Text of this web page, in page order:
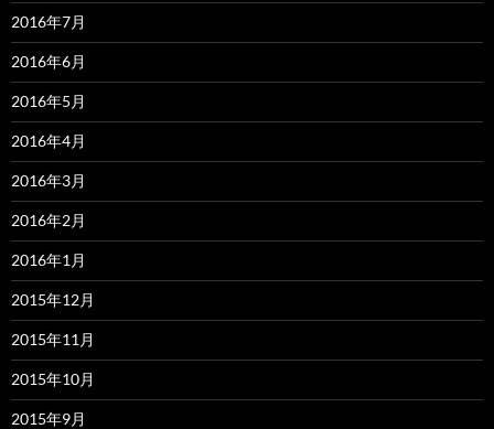
2016年7月
2016年6月
2016年5月
2016年4月
2016年3月
2016年2月
2016年1月
2015年12月
2015年11月
2015年10月
2015年9月